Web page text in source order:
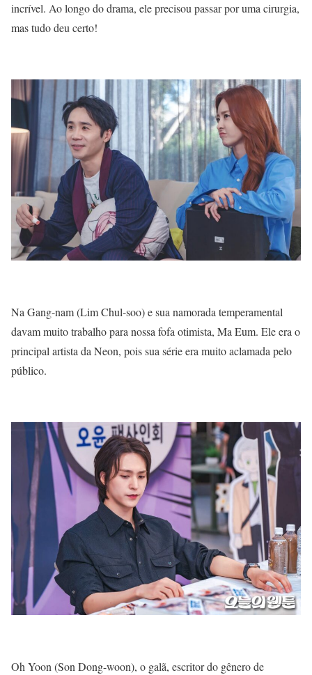
incrível. Ao longo do drama, ele precisou passar por uma cirurgia,
mas tudo deu certo!
Na Gang-nam (Lim Chul-soo) e sua namorada temperamental
davam muito trabalho para nossa fofa otimista, Ma Eum. Ele era o
principal artista da Neon, pois sua série era muito aclamada pelo
público.
Oh Yoon (Son Dong-woon), o galã, escritor do gênero de